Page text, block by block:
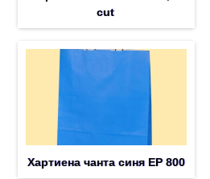
cut
Хартиена чанта синя EP 800